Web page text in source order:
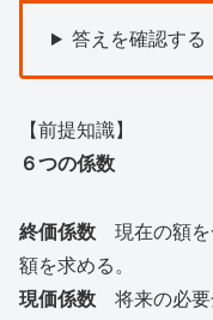
答えを確認する
【前提知識】
６つの係数
終価係数 現在の額を
額を求める。
現価係数 将来の必要